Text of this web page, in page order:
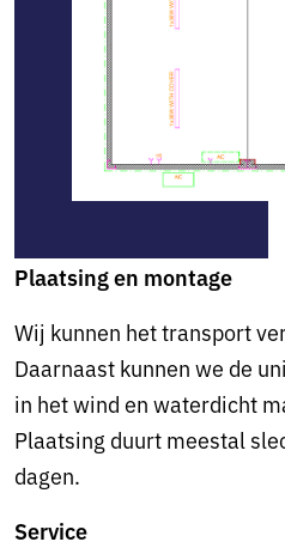
Plaatsing en montage
Wij kunnen het transport
Daarnaast kunnen we de
in het wind en waterdicht
Plaatsing duurt meestal
dagen.
Service